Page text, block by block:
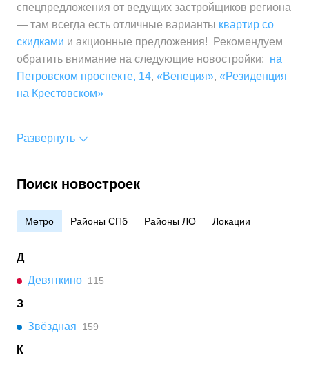
спецпредложения от ведущих застройщиков региона
— там всегда есть отличные варианты квартир со
скидками и акционные предложения! Рекомендуем
обратить внимание на следующие новостройки: на
Петровском проспекте, 14, «Венеция», «Резиденция
на Крестовском»
Развернуть
Поиск новостроек
Метро Районы СПб Районы ЛО Локации
Д
Девяткино 115
З
Звёздная
159
К